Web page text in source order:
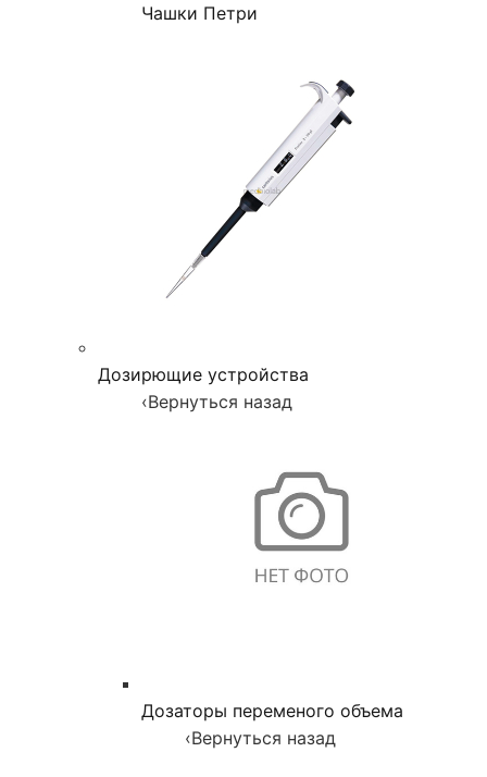
Чашки Петри
Дозирющие устройства
‹Вернуться назад
Дозаторы переменого объема
‹Вернуться назад